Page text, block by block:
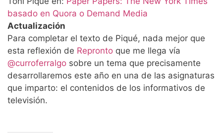
basado en Quora o Demand Media
Actualización
Para completar el texto de Piqué, nada mejor que
esta reflexión de Repronto que me llega vía
@curroferralgo sobre un tema que precisamente
desarrollaremos este año en una de las asignaturas
que imparto: el contenidos de los informativos de
televisión.